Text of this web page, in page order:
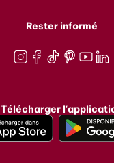
Rester informé
Télécharger